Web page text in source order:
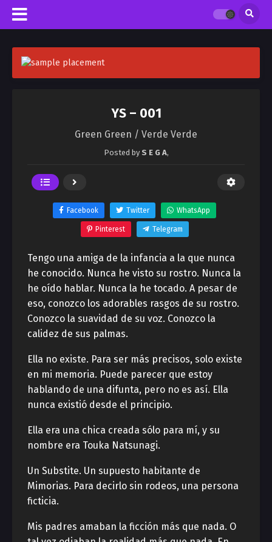
YS – 001
Green Green / Verde Verde
Posted by S E G A,
Facebook Twitter WhatsApp
Pinterest Telegram
Tengo una amiga de la infancia a la que nunca
he conocido. Nunca he visto su rostro. Nunca la
he oído hablar. Nunca la he tocado. A pesar de
eso, conozco los adorables rasgos de su rostro.
Conozco la suavidad de su voz. Conozco la
calidez de sus palmas.
Ella no existe. Para ser más precisos, solo existe
en mi memoria. Puede parecer que estoy
hablando de una difunta, pero no es así. Ella
nunca existió desde el principio.
Ella era una chica creada sólo para mí, y su
nombre era Touka Natsunagi.
Un Substite. Un supuesto habitante de
Mimorias. Para decirlo sin rodeos, una persona
ficticia.
Mis padres amaban la ficción más que nada. O